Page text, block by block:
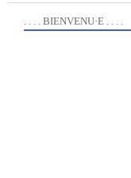
. . . . BIENVENU·E . . . .